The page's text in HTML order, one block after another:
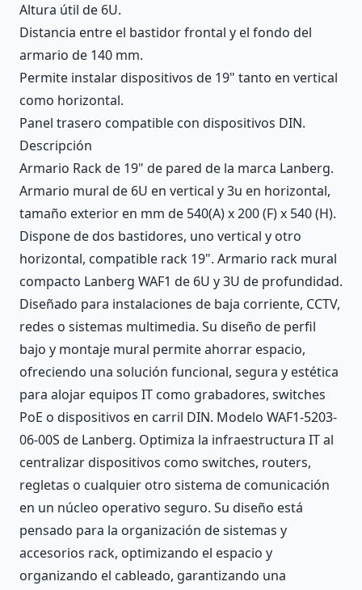
Altura útil de 6U.
Distancia entre el bastidor frontal y el fondo del
armario de 140 mm.
Permite instalar dispositivos de 19" tanto en vertical
como horizontal.
Panel trasero compatible con dispositivos DIN.
Descripción
Armario Rack de 19" de pared de la marca Lanberg.
Armario mural de 6U en vertical y 3u en horizontal,
tamaño exterior en mm de 540(A) x 200 (F) x 540 (H).
Dispone de dos bastidores, uno vertical y otro
horizontal, compatible rack 19". Armario rack mural
compacto Lanberg WAF1 de 6U y 3U de profundidad.
Diseñado para instalaciones de baja corriente, CCTV,
redes o sistemas multimedia. Su diseño de perfil
bajo y montaje mural permite ahorrar espacio,
ofreciendo una solución funcional, segura y estética
para alojar equipos IT como grabadores, switches
PoE o dispositivos en carril DIN. Modelo WAF1-5203-
06-00S de Lanberg. Optimiza la infraestructura IT al
centralizar dispositivos como switches, routers,
regletas o cualquier otro sistema de comunicación
en un núcleo operativo seguro. Su diseño está
pensado para la organización de sistemas y
accesorios rack, optimizando el espacio y
organizando el cableado, garantizando una